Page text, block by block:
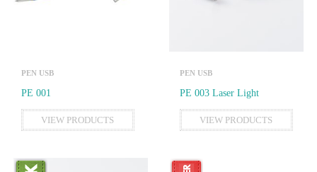
PEN USB
PE 001
VIEW PRODUCTS
PEN USB
PE 003 Laser Light
VIEW PRODUCTS